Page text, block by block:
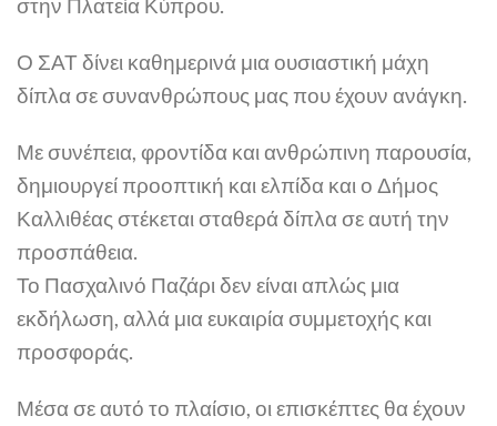
στην Πλατεία Κύπρου.
Ο ΣΑΤ δίνει καθημερινά μια ουσιαστική μάχη
δίπλα σε συνανθρώπους μας που έχουν ανάγκη.
Με συνέπεια, φροντίδα και ανθρώπινη παρουσία,
δημιουργεί προοπτική και ελπίδα και ο Δήμος
Καλλιθέας στέκεται σταθερά δίπλα σε αυτή την
προσπάθεια.
Το Πασχαλινό Παζάρι δεν είναι απλώς μια
εκδήλωση, αλλά μια ευκαιρία συμμετοχής και
προσφοράς.
Μέσα σε αυτό το πλαίσιο, οι επισκέπτες θα έχουν